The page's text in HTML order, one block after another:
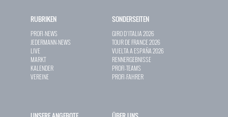
RUBRIKEN
PROFI-NEWS
JEDERMANN-NEWS
LIVE
MARKT
KALENDER
VEREINE
SONDERSEITEN
GIRO D`ITALIA 2026
TOUR DE FRANCE 2026
VUELTA A ESPAÑA 2026
RENNERGEBNISSE
PROFI-TEAMS
PROFI-FAHRER